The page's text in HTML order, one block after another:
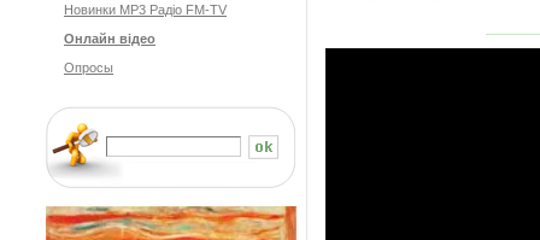
Новинки MP3 Радіо FM-TV
Онлайн відео
Опросы